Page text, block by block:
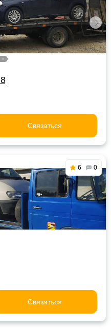
Связаться
6 0
Связаться